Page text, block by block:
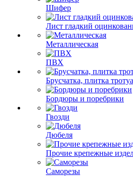
Шифер
Лист гладкий
Металлическая
ПВХ
Брусчатка, плитка
Бордюры и поребрики
Гвозди
Дюбеля
Прочие крепежные
Саморезы